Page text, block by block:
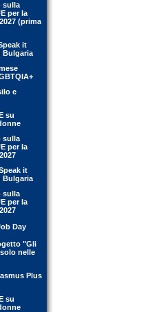
sulla
per la
(prima
it
Bulgaria
e
su
sulla
per la
it
Bulgaria
sulla
per la
Day
"Gli
nelle
Plus
su